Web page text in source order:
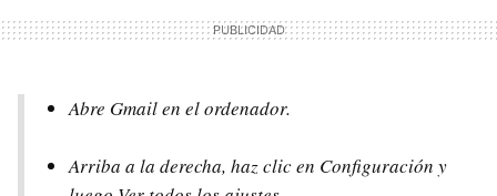
Abre Gmail en el ordenador.
Arriba a la derecha, haz clic en Configuración y